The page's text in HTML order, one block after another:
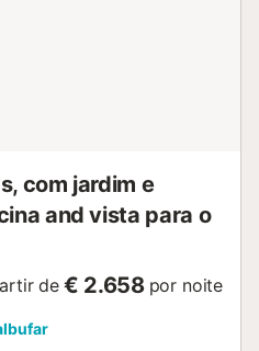
com jardim e
and vista para o
de € 2.658 por noite